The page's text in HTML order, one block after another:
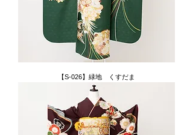
【S-026】緑地 くすだま